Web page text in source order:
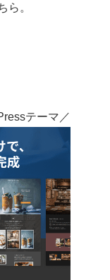
ら。
テーマ／